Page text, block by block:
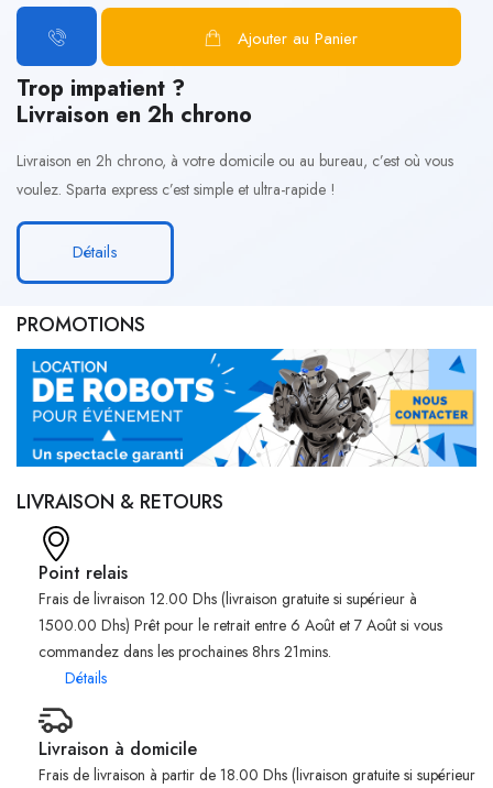
Ajouter au Panier
Trop impatient ?
Livraison en 2h chrono
Livraison en 2h chrono, à votre domicile ou au bureau, c’est où vous
voulez. Sparta express c’est simple et ultra-rapide !
Détails
PROMOTIONS
LIVRAISON & RETOURS
Point relais
Frais de livraison 12.00 Dhs (livraison gratuite si supérieur à
1500.00 Dhs) Prêt pour le retrait entre 6 Août et 7 Août si vous
commandez dans les prochaines 8hrs 21mins.
Détails
Livraison à domicile
Frais de livraison à partir de 18.00 Dhs (livraison gratuite si supérieur